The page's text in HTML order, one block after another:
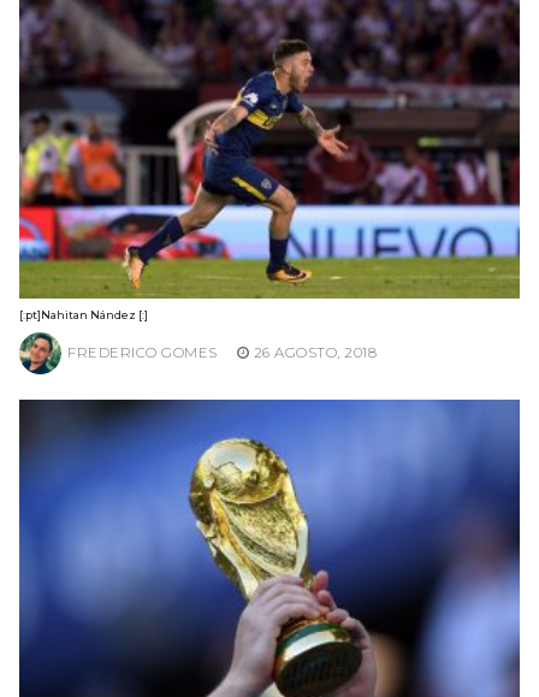
[:pt]Nahitan Nández [:]
FREDERICO GOMES 26 AGOSTO, 2018